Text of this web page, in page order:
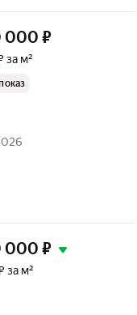
000 ₽
за м²
000 ₽
за м²